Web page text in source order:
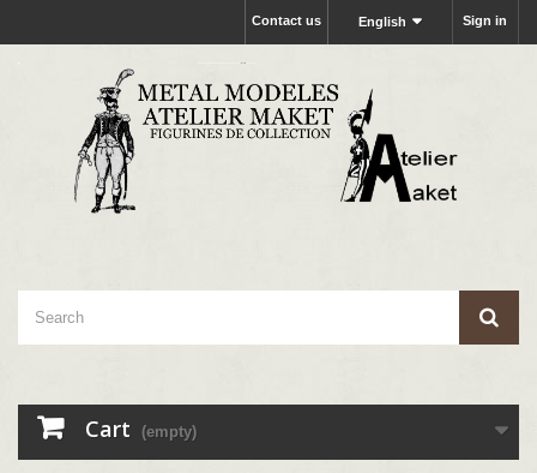
Sign in
English
Contact us
Cart (empty)